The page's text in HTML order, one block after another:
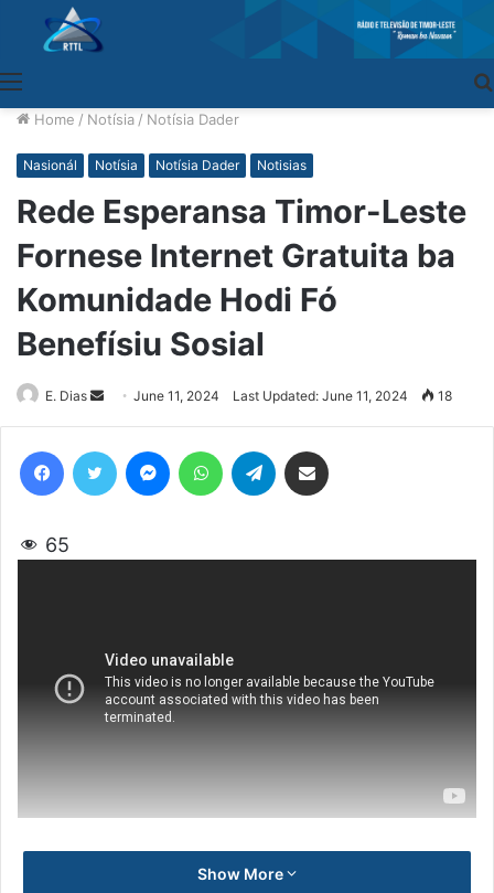
Home / Notísia / Notísia Dader
Nasionál Notísia Notísia Dader Notisias
Rede Esperansa Timor-Leste
Fornese Internet Gratuita ba
Komunidade Hodi Fó
Benefísiu Sosial
E. Dias
Send
an
June 11, 2024 Last Updated: June 11, 2024 18
65
Show More